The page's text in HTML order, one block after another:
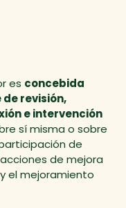
es concebida
revisión,
e intervención
sí misma o sobre
de
de mejora
el mejoramiento